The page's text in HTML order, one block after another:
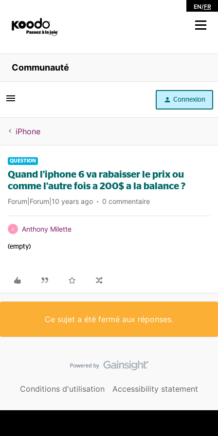
EN/FR
Magasiner
Libre service
Aide
Communauté
Connexion
iPhone
QUESTION
Quand l'iphone 6 va rabaisser le prix ou
comme l'autre fois a 200$ a la balance ?
Forum|Forum|10 years ago 0 commentaire
A Anthony Milette
(empty)
Ce sujet a été fermé aux réponses.
Conditions d'utilisation Accessibility statement